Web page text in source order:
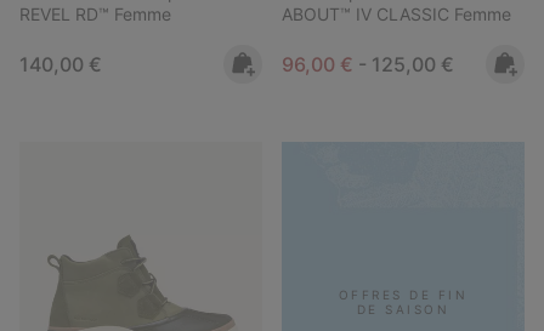
REVEL RD™ Femme
Regular price:
140,00 €
ABOUT™ IV CLASSIC Femme
Minimum sale price:
96,00 € - Maximum price:
125,00 €
OFFRES DE FIN
DE SAISON